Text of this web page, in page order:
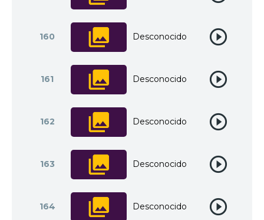
160 Desconocido
161 Desconocido
162 Desconocido
163 Desconocido
164 Desconocido